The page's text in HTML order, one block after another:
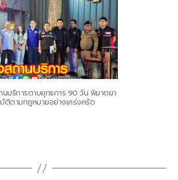
บริการตามยุทธการ 90 วัน พิฆาตยา
ติตามกฎหมายอย่างเคร่งครัด